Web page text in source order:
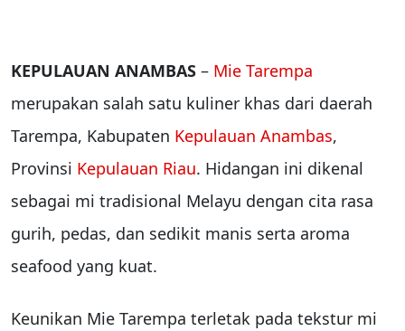
KEPULAUAN ANAMBAS – Mie Tarempa
merupakan salah satu kuliner khas dari daerah
Tarempa, Kabupaten Kepulauan Anambas,
Provinsi Kepulauan Riau. Hidangan ini dikenal
sebagai mi tradisional Melayu dengan cita rasa
gurih, pedas, dan sedikit manis serta aroma
seafood yang kuat.
Keunikan Mie Tarempa terletak pada tekstur mi